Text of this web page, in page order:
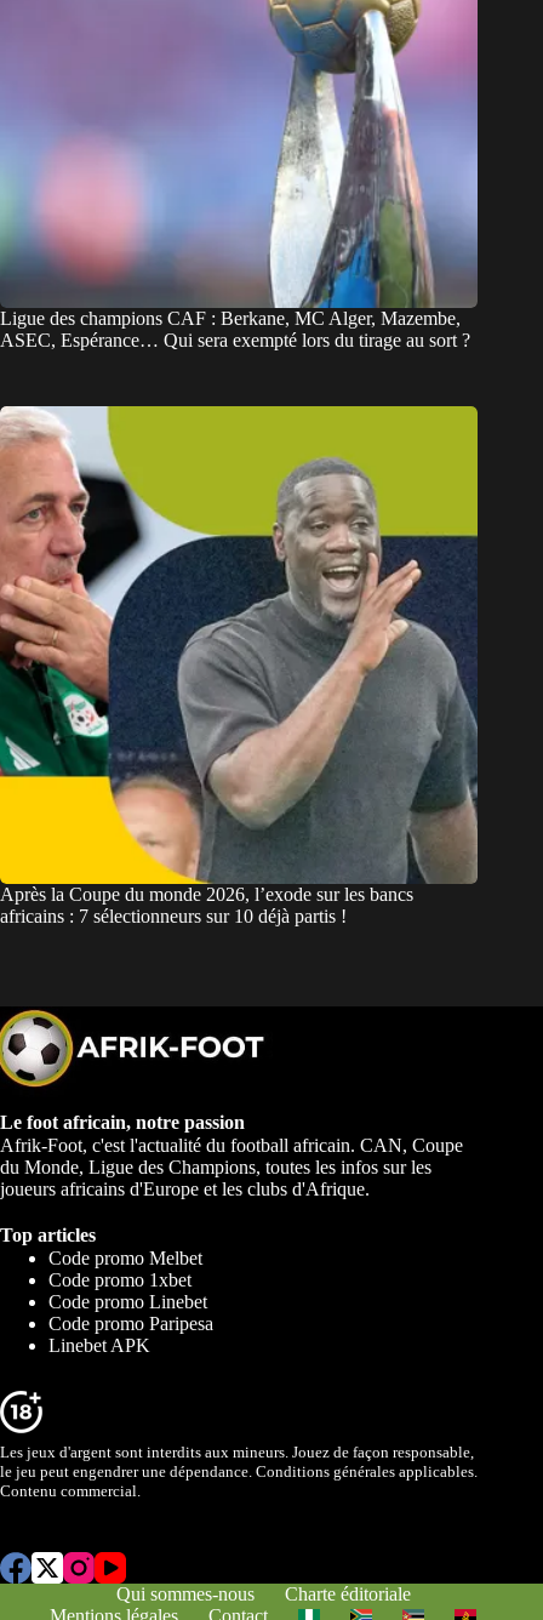
Ligue des champions CAF : Berkane, MC Alger, Mazembe,
ASEC, Espérance… Qui sera exempté lors du tirage au sort ?
Après la Coupe du monde 2026, l’exode sur les bancs
africains : 7 sélectionneurs sur 10 déjà partis !
Le foot africain, notre passion
Afrik-Foot, c'est l'actualité du football africain. CAN, Coupe
du Monde, Ligue des Champions, toutes les infos sur les
joueurs africains d'Europe et les clubs d'Afrique.
Top articles
Code promo Melbet
Code promo 1xbet
Code promo Linebet
Code promo Paripesa
Linebet APK
Les jeux d'argent sont interdits aux mineurs. Jouez de façon responsable,
le jeu peut engendrer une dépendance. Conditions générales applicables.
Contenu commercial.
Qui sommes-nous
Charte éditoriale
Mentions légales
Contact